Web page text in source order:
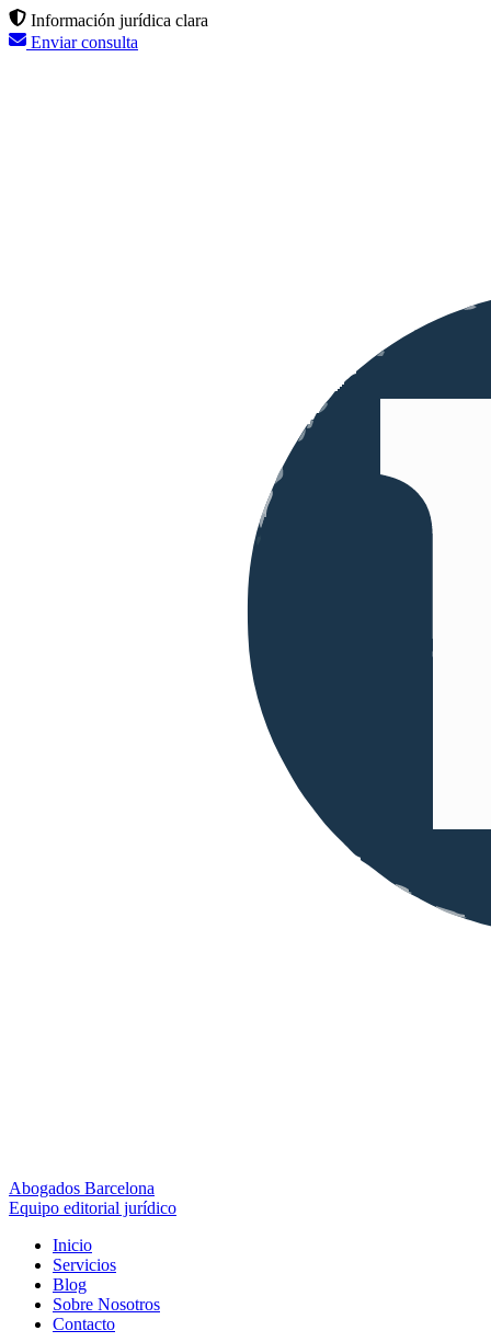
Información jurídica clara
Enviar consulta
Abogados Barcelona
Equipo editorial jurídico
Inicio
Servicios
Blog
Sobre Nosotros
Contacto